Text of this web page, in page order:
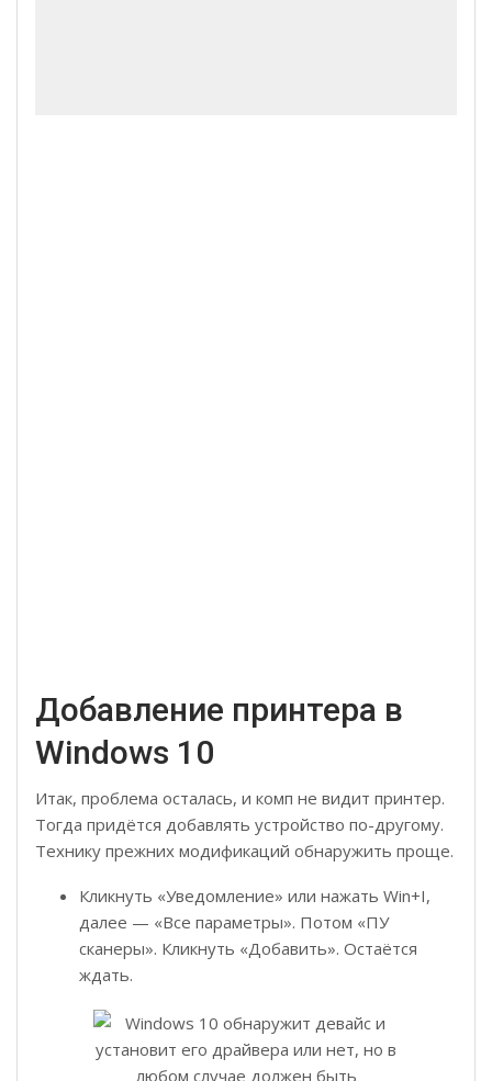
Добавление принтера в
Windows 10
Итак, проблема осталась, и комп не видит принтер.
Тогда придётся добавлять устройство по-другому.
Технику прежних модификаций обнаружить проще.
Кликнуть «Уведомление» или нажать Win+I,
далее — «Все параметры». Потом «ПУ
сканеры». Кликнуть «Добавить». Остаётся
ждать.